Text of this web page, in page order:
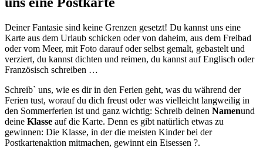
Deiner Fantasie sind keine Grenzen gesetzt! Du kannst uns eine
Karte aus dem Urlaub schicken oder von daheim, aus dem Freibad
oder vom Meer, mit Foto darauf oder selbst gemalt, gebastelt und
verziert, du kannst dichten und reimen, du kannst auf Englisch oder
Französisch schreiben …
Schreib` uns, wie es dir in den Ferien geht, was du während der
Ferien tust, worauf du dich freust oder was vielleicht langweilig in
den Sommerferien ist und ganz wichtig: Schreib deinen Namenund
deine Klasse auf die Karte. Denn es gibt natürlich etwas zu
gewinnen: Die Klasse, in der die meisten Kinder bei der
Postkartenaktion mitmachen, gewinnt ein Eisessen ?.